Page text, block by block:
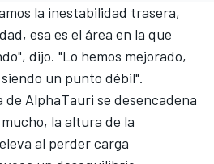
la inestabilidad trasera,
esa es el área en la que
dijo. "Lo hemos mejorado,
un punto débil".
de AlphaTauri se desencadena
la altura de la
al perder carga